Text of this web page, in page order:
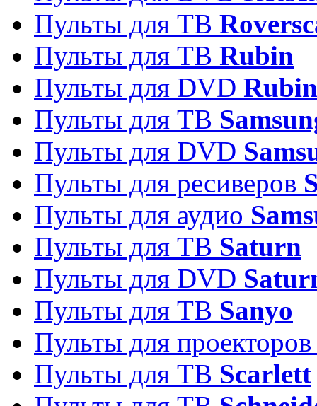
Пульты для ТВ
Пульты для ТВ Rubin
Пульты для DVD Rubin
Пульты для ТВ
Пульты для DVD
Пульты для ресиверов
Пульты для аудио
Пульты для ТВ Saturn
Пульты для DVD
Пульты для ТВ Sanyo
Пульты для
Пульты для ТВ Scarlett